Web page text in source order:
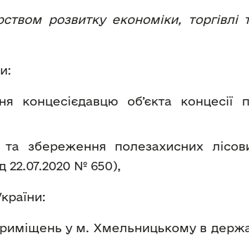
розвитку економіки, торгівлі
об’єкта концесії
збереження полезахисних
22.07.2020 № 650),
у м. Хмельницькому в